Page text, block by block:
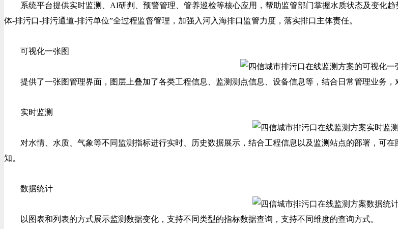
系统平台提供实时监测、AI研判、预警管理、管养巡检等核心应用，帮助监管部门掌握水质状态及变化趋
体-排污口-排污通道-排污单位”全过程监督管理，加强入河入海排口监管力度，落实排口主体责任。
可视化一张图
提供了一张图管理界面，图层上叠加了各类工程信息、监测测点信息、设备信息等，结合日常管理业务，
实时监测
对水情、水质、气象等不同监测指标进行实时、历史数据展示，结合工程信息以及监测站点的部署，可在
知。
数据统计
以图表和列表的方式展示监测数据变化，支持不同类型的指标数据查询，支持不同维度的查询方式。